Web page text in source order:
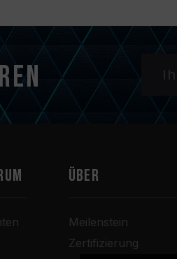
Über
Meilenstein
Zertifizierung